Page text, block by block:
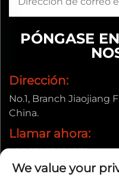
PÓNGASE
Dirección:
No.1, Branch Jiaojiang
China.
Llamar ahora:
+86-13857656372
Correo
We value your